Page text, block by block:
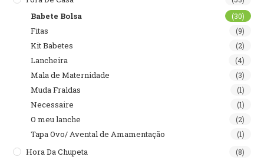
Babete Bolsa (30)
Fitas (9)
Kit Babetes (2)
Lancheira (4)
Mala de Maternidade (3)
Muda Fraldas (1)
Necessaire (1)
O meu lanche (2)
Tapa Ovo/ Avental de Amamentação (1)
Hora Da Chupeta (8)